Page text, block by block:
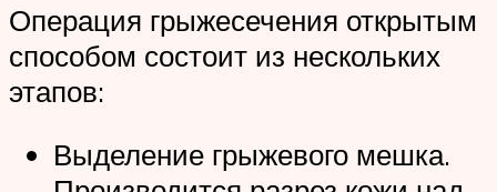
Операция грыжесечения открытым
способом состоит из нескольких
этапов:
Выделение грыжевого мешка.